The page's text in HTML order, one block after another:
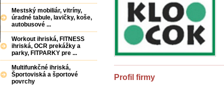
Profil firmy
Mestský mobiliár, vitríny,
úradné tabule, lavičky, koše,
autobusové ...
Workout ihriská, FITNESS
ihriská, OCR prekážky a
parky, FITPARKY pre ...
Multifunkčné ihriská,
Športoviská a športové
povrchy